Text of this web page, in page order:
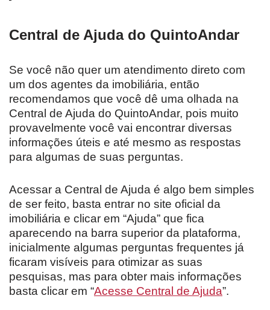
Central de Ajuda do QuintoAndar
Se você não quer um atendimento direto com
um dos agentes da imobiliária, então
recomendamos que você dê uma olhada na
Central de Ajuda do QuintoAndar, pois muito
provavelmente você vai encontrar diversas
informações úteis e até mesmo as respostas
para algumas de suas perguntas.
Acessar a Central de Ajuda é algo bem simples
de ser feito, basta entrar no site oficial da
imobiliária e clicar em “Ajuda” que fica
aparecendo na barra superior da plataforma,
inicialmente algumas perguntas frequentes já
ficaram visíveis para otimizar as suas
pesquisas, mas para obter mais informações
basta clicar em “Acesse Central de Ajuda”.